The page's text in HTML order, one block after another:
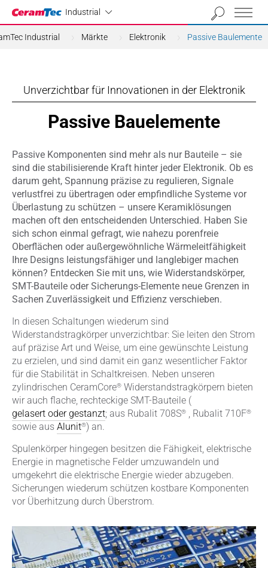
Industrial
Industrial
Industrial Märkte Elektronik Passive Baulemente
Unverzichtbar für Innovationen in der Elektronik
Passive Bauelemente
Passive Komponenten sind mehr als nur Bauteile – sie
sind die stabilisierende Kraft hinter jeder Elektronik. Ob es
darum geht, Spannung präzise zu regulieren, Signale
verlustfrei zu übertragen oder empfindliche Systeme vor
Überlastung zu schützen – unsere Keramiklösungen
machen oft den entscheidenden Unterschied. Haben Sie
sich schon einmal gefragt, wie nahezu porenfreie
Oberflächen oder außergewöhnliche Wärmeleitfähigkeit
Ihre Designs leistungsfähiger und langlebiger machen
können? Entdecken Sie mit uns, wie Widerstandskörper,
SMT-Bauteile oder Sicherungs-Elemente neue Grenzen in
Sachen Zuverlässigkeit und Effizienz verschieben.
In diesen Schaltungen wiederum sind
Widerstandstragkörper unverzichtbar: Sie leiten den Strom
auf präzise Art und Weise, um eine gewünschte Leistung
zu erzielen, und sind damit ein ganz wesentlicher Faktor
für die Stabilität in Schaltkreisen. Neben unseren
zylindrischen CeramCore® Widerstandstragkörpern bieten
wir auch flache, rechteckige SMT-Bauteile (
gelasert oder gestanzt; aus Rubalit 708S® , Rubalit 710F®
sowie aus Alunit®) an.
Spulenkörper hingegen besitzen die Fähigkeit, elektrische
Energie in magnetische Felder umzuwandeln und
umgekehrt die elektrische Energie wieder abzugeben.
Sicherungen wiederum schützen kostbare Komponenten
vor Überhitzung durch Überstrom.